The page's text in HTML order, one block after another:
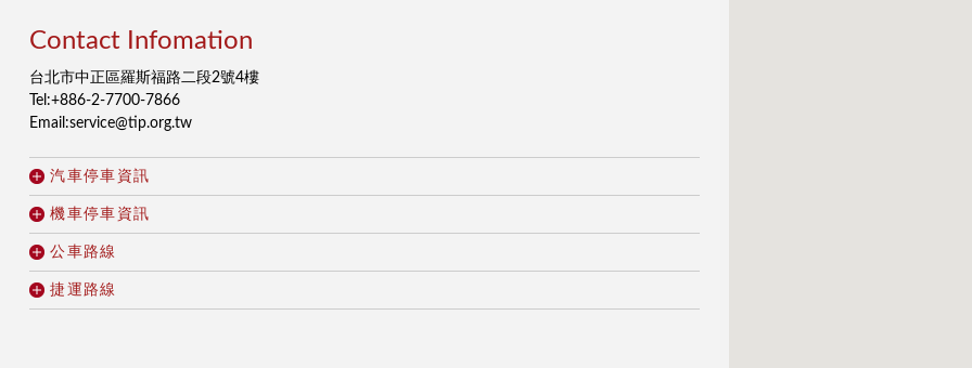
Contact Infomation
台北市中正區羅斯福路二段2號4樓
Tel:+886-2-7700-7866
Email:service@tip.org.tw
汽車停車資訊
機車停車資訊
公車路線
捷運路線